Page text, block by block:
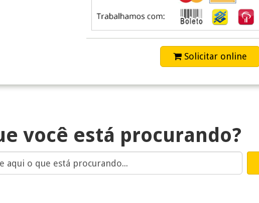
Solicitar online
você está procurando?